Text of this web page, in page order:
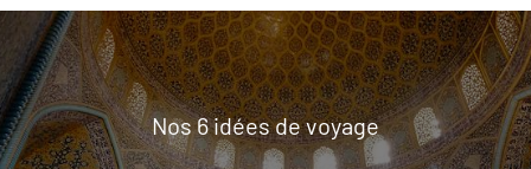
Nos 6 idées de voyage